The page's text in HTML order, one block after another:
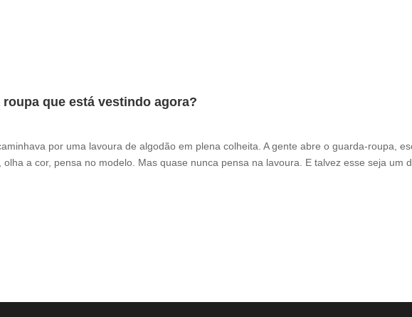
que está vestindo agora?
por uma lavoura de algodão em plena colheita. A gente abre o guarda-roupa,
a cor, pensa no modelo. Mas quase nunca pensa na lavoura. E talvez esse seja um